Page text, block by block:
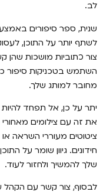
לב.
שנית, ספר סיפורים
לשתף יותר על התוכן,
צור כתוביות מושכות שהן
השתמש בטכניקות סיפור
מחובר למותג שלך.
יתר על כן, אל תפחד להיות
את זה עם צילומים
ציטוטים מעוררי השראה
חידונים. גיוון שומר על
שלך להמשיך ולחזור לעוד.
לבסוף, צור קשר עם